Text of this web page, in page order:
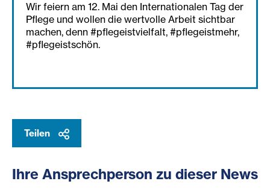
Wir feiern am 12. Mai den Internationalen Tag der
Pflege und wollen die wertvolle Arbeit sichtbar
machen, denn #pflegeistvielfalt, #pflegeistmehr,
#pflegeistschön.
Teilen
Ihre Ansprechperson zu dieser News